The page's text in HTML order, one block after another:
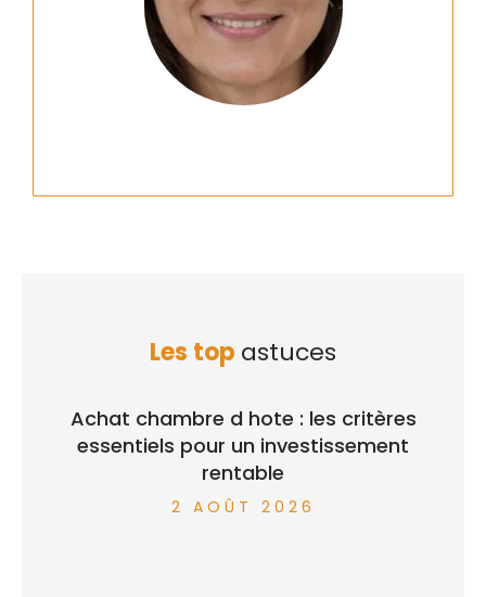
Les top astuces
Achat chambre d hote : les critères
essentiels pour un investissement
rentable
2 AOÛT 2026